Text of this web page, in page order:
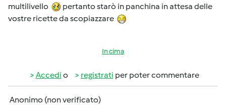
multilivello
pertanto starò in panchina in attesa delle
vostre ricette da scopiazzare
In cima
Accedi o registrati per poter commentare
Anonimo (non verificato)